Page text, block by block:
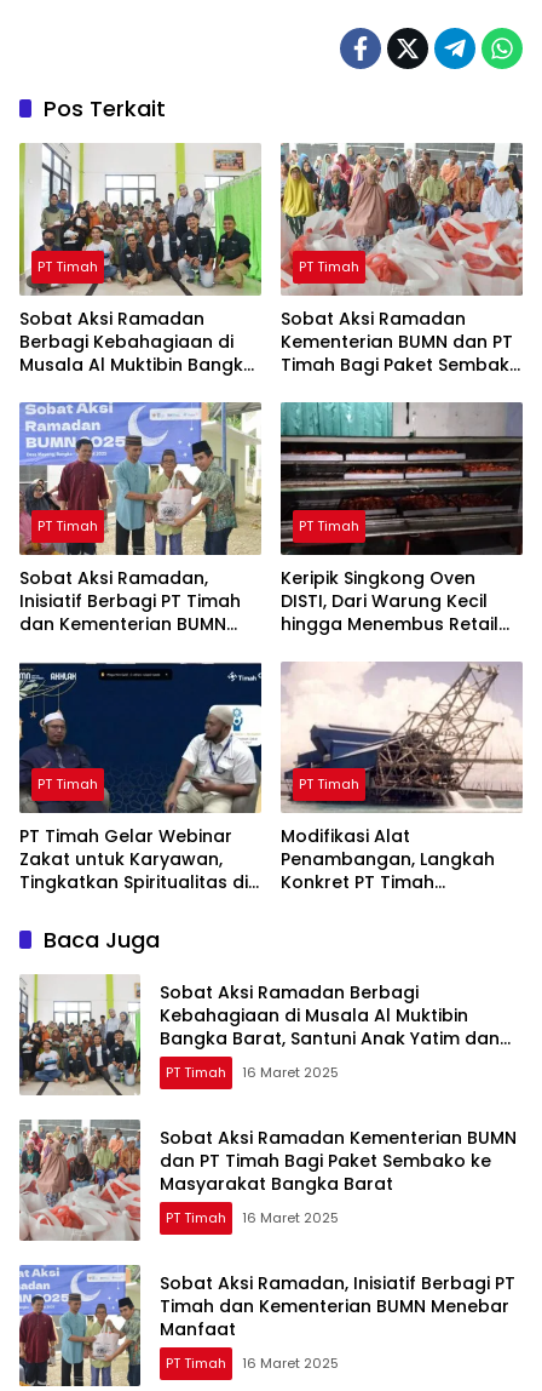
Pos Terkait
PT Timah
Sobat Aksi Ramadan
Berbagi Kebahagiaan di
Musala Al Muktibin Bangka
dan Piatu
PT Timah
Sobat Aksi Ramadan
Kementerian BUMN dan PT
Timah Bagi Paket Sembako
Barat
PT Timah
Sobat Aksi Ramadan,
Inisiatif Berbagi PT Timah
dan Kementerian BUMN
PT Timah
Keripik Singkong Oven
DISTI, Dari Warung Kecil
hingga Menembus Retail
PT Timah
PT Timah
PT Timah Gelar Webinar
Zakat untuk Karyawan,
Tingkatkan Spiritualitas di
PT Timah
Modifikasi Alat
Penambangan, Langkah
Konkret PT Timah
Baca Juga
Sobat Aksi Ramadan Berbagi
Kebahagiaan di Musala Al Muktibin
Bangka Barat, Santuni Anak Yatim dan
Piatu
PT Timah 16 Maret 2025
Sobat Aksi Ramadan Kementerian BUMN
dan PT Timah Bagi Paket Sembako ke
Masyarakat Bangka Barat
PT Timah 16 Maret 2025
Sobat Aksi Ramadan, Inisiatif Berbagi PT
Timah dan Kementerian BUMN Menebar
Manfaat
PT Timah 16 Maret 2025